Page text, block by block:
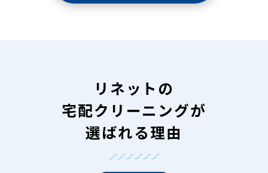
リネットの
宅配クリーニングが
選ばれる理由